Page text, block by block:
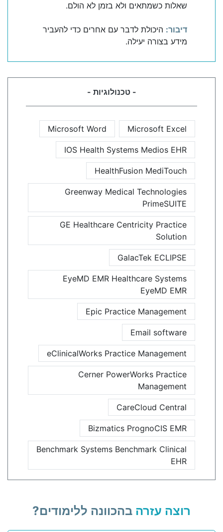
שאלות כשמתאים ולא בזמן לא הולם.
דיבור: היכולת לדבר עם אחרים כדי להעביר
מידע בצורה יעילה.
- טכנולוגיות -
Microsoft Excel
Microsoft Word
IOS Health Systems Medios EHR
HealthFusion MediTouch
Greenway Medical Technologies
PrimeSUITE
GE Healthcare Centricity Practice
Solution
GalacTek ECLIPSE
EyeMD EMR Healthcare Systems
EyeMD EMR
Epic Practice Management
Email software
eClinicalWorks Practice Management
Cerner PowerWorks Practice
Management
CareCloud Central
Bizmatics PrognoCIS EMR
Benchmark Systems Benchmark Clinical
EHR
רוצה עזרה בהכוונה ללימודים?